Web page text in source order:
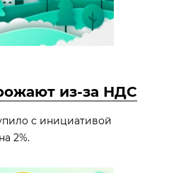
из-за НДС
с инициативой
2%.